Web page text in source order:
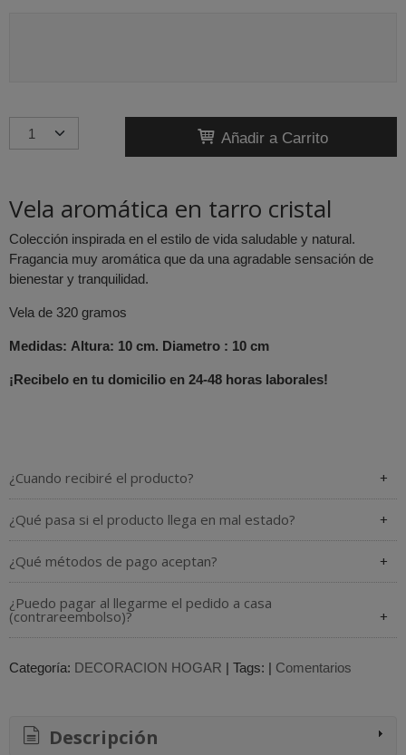
Añadir a Carrito
Vela aromática en tarro cristal
Colección inspirada en el estilo de vida saludable y natural.
Fragancia muy aromática que da una agradable sensación de
bienestar y tranquilidad.
Vela de 320 gramos
Medidas: Altura: 10 cm. Diametro : 10 cm
¡Recibelo en tu domicilio en 24-48 horas laborales!
¿Cuando recibiré el producto?
¿Qué pasa si el producto llega en mal estado?
¿Qué métodos de pago aceptan?
¿Puedo pagar al llegarme el pedido a casa
(contrareembolso)?
Categoría: DECORACION HOGAR Tags: Comentarios
Descripción